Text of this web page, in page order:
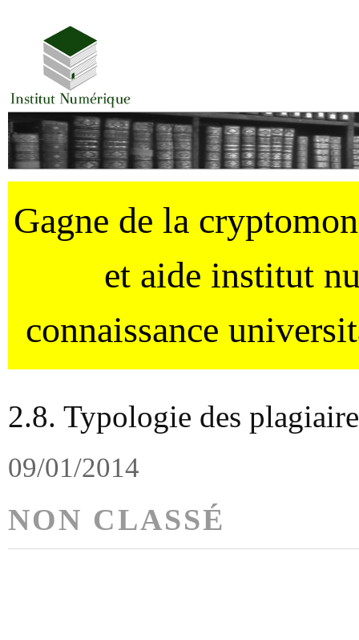
Gagne de la
et aide institut
connaissance
2.8. Typologie des
09/01/2014
NON CLASSÉ